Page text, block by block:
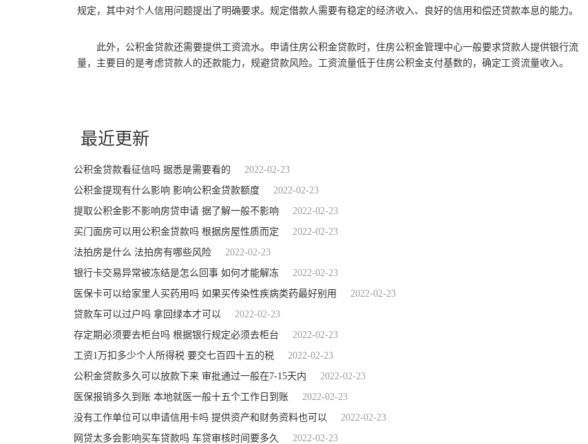
规定，其中对个人信用问题提出了明确要求。规定借款人需要有稳定的经济收入、良好的信用和偿还贷款本息的能力。
此外，公积金贷款还需要提供工资流水。申请住房公积金贷款时，住房公积金管理中心一般要求贷款人提供银行流
量，主要目的是考虑贷款人的还款能力，规避贷款风险。工资流量低于住房公积金支付基数的，确定工资流量收入。
最近更新
公积金贷款看征信吗 据悉是需要看的
2022-02-23
公积金提现有什么影响 影响公积金贷款额度
2022-02-23
提取公积金影不影响房贷申请 据了解一般不影响
2022-02-23
买门面房可以用公积金贷款吗 根据房屋性质而定
2022-02-23
法拍房是什么 法拍房有哪些风险
2022-02-23
银行卡交易异常被冻结是怎么回事 如何才能解冻
2022-02-23
医保卡可以给家里人买药用吗 如果买传染性疾病类药最好别用
2022-02-23
贷款车可以过户吗 拿回绿本才可以
2022-02-23
存定期必须要去柜台吗 根据银行规定必须去柜台
2022-02-23
工资1万扣多少个人所得税 要交七百四十五的税
2022-02-23
公积金贷款多久可以放款下来 审批通过一般在7-15天内
2022-02-23
医保报销多久到账 本地就医一般十五个工作日到账
2022-02-23
没有工作单位可以申请信用卡吗 提供资产和财务资料也可以
2022-02-23
网贷太多会影响买车贷款吗 车贷审核时间要多久
2022-02-23